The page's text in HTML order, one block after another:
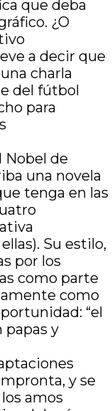
que deba
¿O
a decir que
charla
del fútbol
para
Nobel de
una novela
tenga en las
Su estilo,
por los
como parte
como
“el
papas y
y se
amos